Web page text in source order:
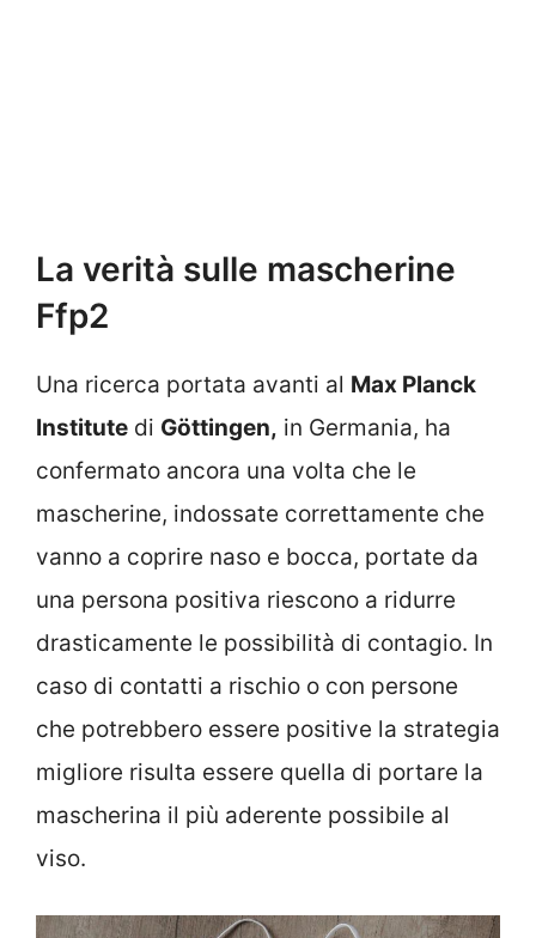
La verità sulle mascherine
Ffp2
Una ricerca portata avanti al Max Planck
Institute di Göttingen, in Germania, ha
confermato ancora una volta che le
mascherine, indossate correttamente che
vanno a coprire naso e bocca, portate da
una persona positiva riescono a ridurre
drasticamente le possibilità di contagio. In
caso di contatti a rischio o con persone
che potrebbero essere positive la strategia
migliore risulta essere quella di portare la
mascherina il più aderente possibile al
viso.